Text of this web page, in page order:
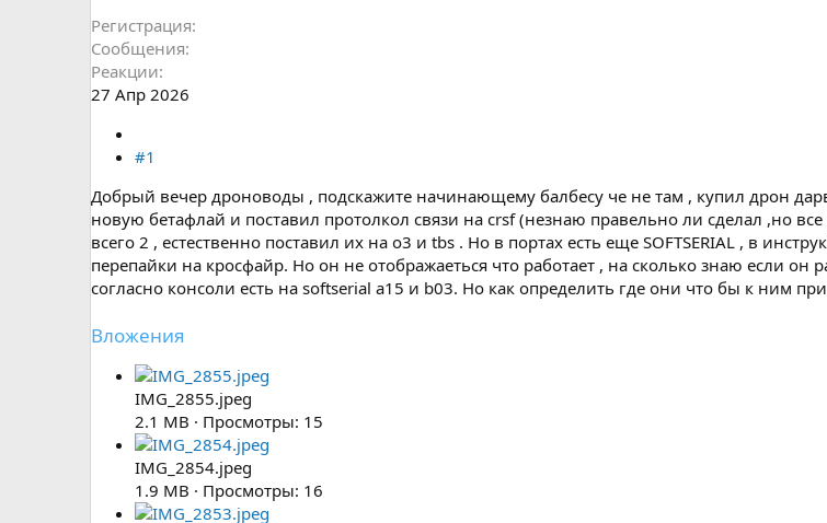
Регистрация
Сообщения
Реакции
27 Апр 2026
#1
Добрый вечер дроноводы , подскажите начинающему балбесу че не там , купил дрон
новую бетафлай и поставил протолкол связи на crsf (незнаю правельно ли сделал ,но
всего 2 , естественно поставил их на o3 и tbs . Но в портах есть еще SOFTSERIAL , в
перепайки на кросфайр. Но он не отображаеться что работает , на сколько знаю если
согласно консоли есть на softserial a15 и b03. Но как определить где они что бы к ним
Вложения
IMG_2855.jpeg
2.1 MB · Просмотры: 15
IMG_2854.jpeg
1.9 MB · Просмотры: 16